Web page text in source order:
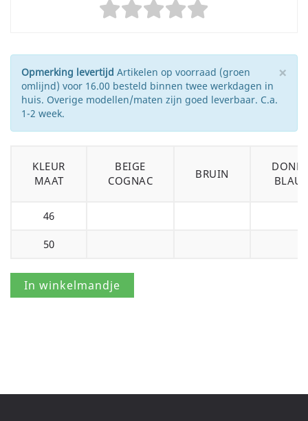
×
Opmerking levertijd Artikelen op voorraad (groen
omlijnd) voor 16.00 besteld binnen twee werkdagen in
huis. Overige modellen/maten zijn goed leverbaar. C.a.
1-2 week.
KLEUR
MAAT
BEIGE
COGNAC
BRUIN
46
50